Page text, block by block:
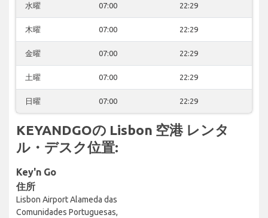
水曜 07:00 22:29
木曜 07:00 22:29
金曜 07:00 22:29
土曜 07:00 22:29
日曜 07:00 22:29
KEYANDGOの Lisbon 空港 レンタ
ル・デスク位置:
Key'n Go
住所
Lisbon Airport Alameda das
Comunidades Portuguesas,